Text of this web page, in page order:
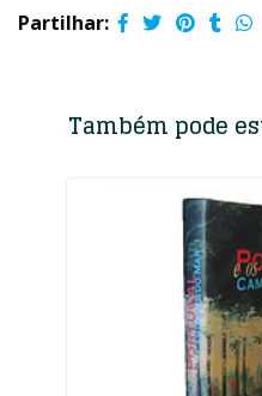
Partilhar:
Também pode